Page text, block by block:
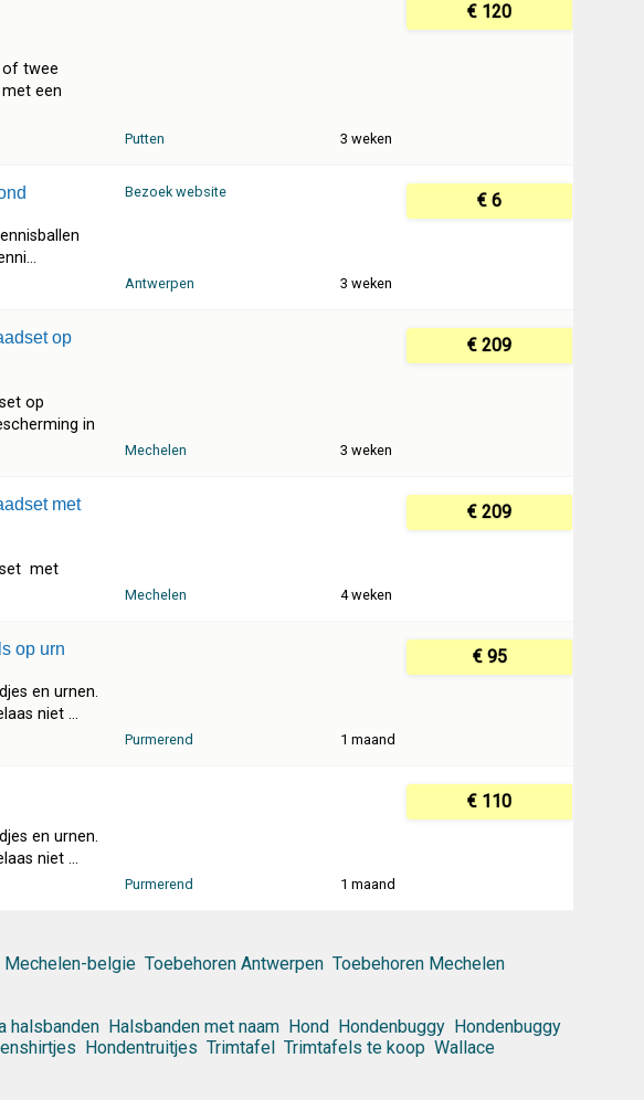
of twee
een
€ 120
Putten 3 weken
Bezoek website € 6
Antwerpen 3 weken
op
op
in
€ 209
Mechelen 3 weken
met
met
€ 209
Mechelen 4 weken
op urn
en urnen.
niet ...
€ 95
Purmerend 1 maand
en urnen.
niet ...
€ 110
Purmerend 1 maand
Mechelen-belgie Toebehoren Antwerpen Toebehoren Mechelen
halsbanden Halsbanden met naam Hond Hondenbuggy Hondenbuggy
Hondentruitjes Trimtafel Trimtafels te koop Wallace